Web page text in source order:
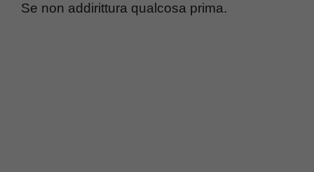
Se non addirittura qualcosa prima.